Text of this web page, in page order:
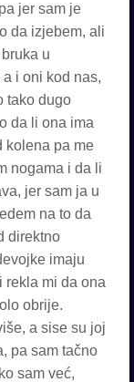
jer sam je
da izjebem, ali
u
i oni kod nas,
tako dugo
da li ona ima
kolena pa me
nogama i da li
jer sam ja u
na to da
direktno
imaju
rekla mi da ona
obrije.
a sise su joj
pa sam tačno
sam već,